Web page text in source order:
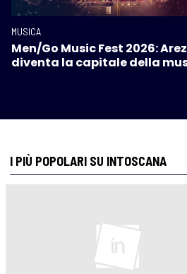
MUSICA
Men/Go Music Fest 2026:
diventa la capitale della
I PIÙ POPOLARI SU INTOSCANA